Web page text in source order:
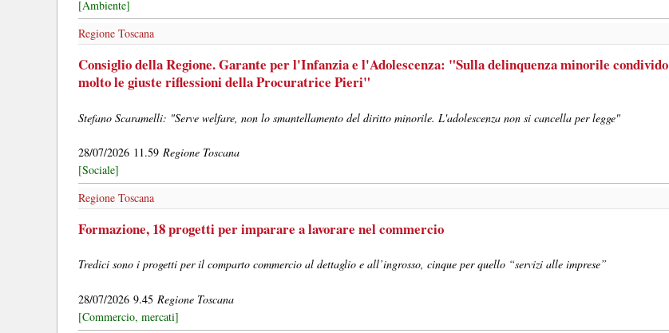
[Ambiente]
Regione Toscana
Consiglio della Regione. Garante per l'Infanzia e l'Adolescenza: "Sulla delinquenza minorile condivido
molto le giuste riflessioni della Procuratrice Pieri"
Stefano Scaramelli: "Serve welfare, non lo smantellamento del diritto minorile. L'adolescenza non si cancella per legge"
28/07/2026 11.59 Regione Toscana
[Sociale]
Regione Toscana
Formazione, 18 progetti per imparare a lavorare nel commercio
Tredici sono i progetti per il comparto commercio al dettaglio e all’ingrosso, cinque per quello “servizi alle imprese”
28/07/2026 9.45 Regione Toscana
[Commercio, mercati]